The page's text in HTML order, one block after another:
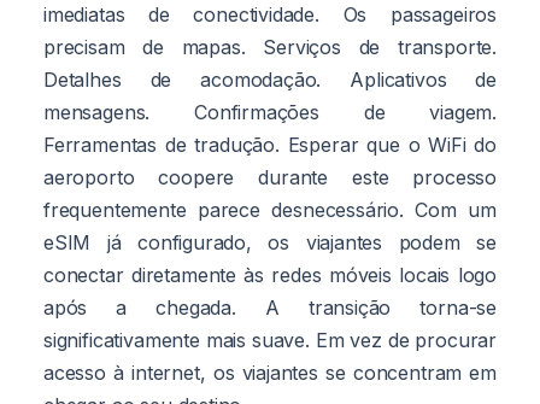
imediatas de conectividade. Os passageiros
precisam de mapas. Serviços de transporte.
Detalhes de acomodação. Aplicativos de
mensagens. Confirmações de viagem.
Ferramentas de tradução. Esperar que o WiFi do
aeroporto coopere durante este processo
frequentemente parece desnecessário. Com um
eSIM já configurado, os viajantes podem se
conectar diretamente às redes móveis locais logo
após a chegada. A transição torna-se
significativamente mais suave. Em vez de procurar
acesso à internet, os viajantes se concentram em